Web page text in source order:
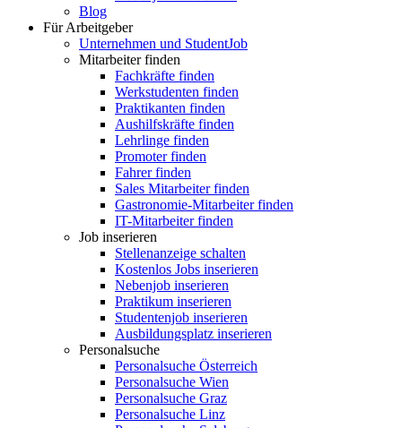
Blog
Für Arbeitgeber
Unternehmen und StudentJob
Mitarbeiter finden
Fachkräfte finden
Werkstudenten finden
Praktikanten finden
Aushilfskräfte finden
Lehrlinge finden
Promoter finden
Fahrer finden
Sales Mitarbeiter finden
Gastronomie-Mitarbeiter finden
IT-Mitarbeiter finden
Job inserieren
Stellenanzeige schalten
Kostenlos Jobs inserieren
Nebenjob inserieren
Praktikum inserieren
Studentenjob inserieren
Ausbildungsplatz inserieren
Personalsuche
Personalsuche Österreich
Personalsuche Wien
Personalsuche Graz
Personalsuche Linz